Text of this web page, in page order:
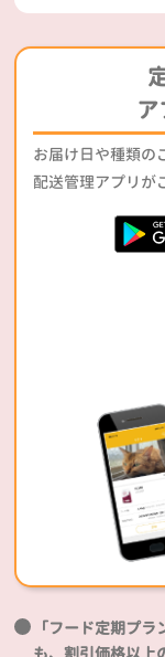
ア
お届け日や種類の
配送管理アプリが
「フード定期プ